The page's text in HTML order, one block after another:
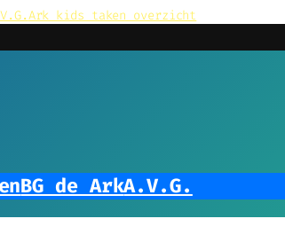
Ark kids taken overzicht
BG de ArkA.V.G.